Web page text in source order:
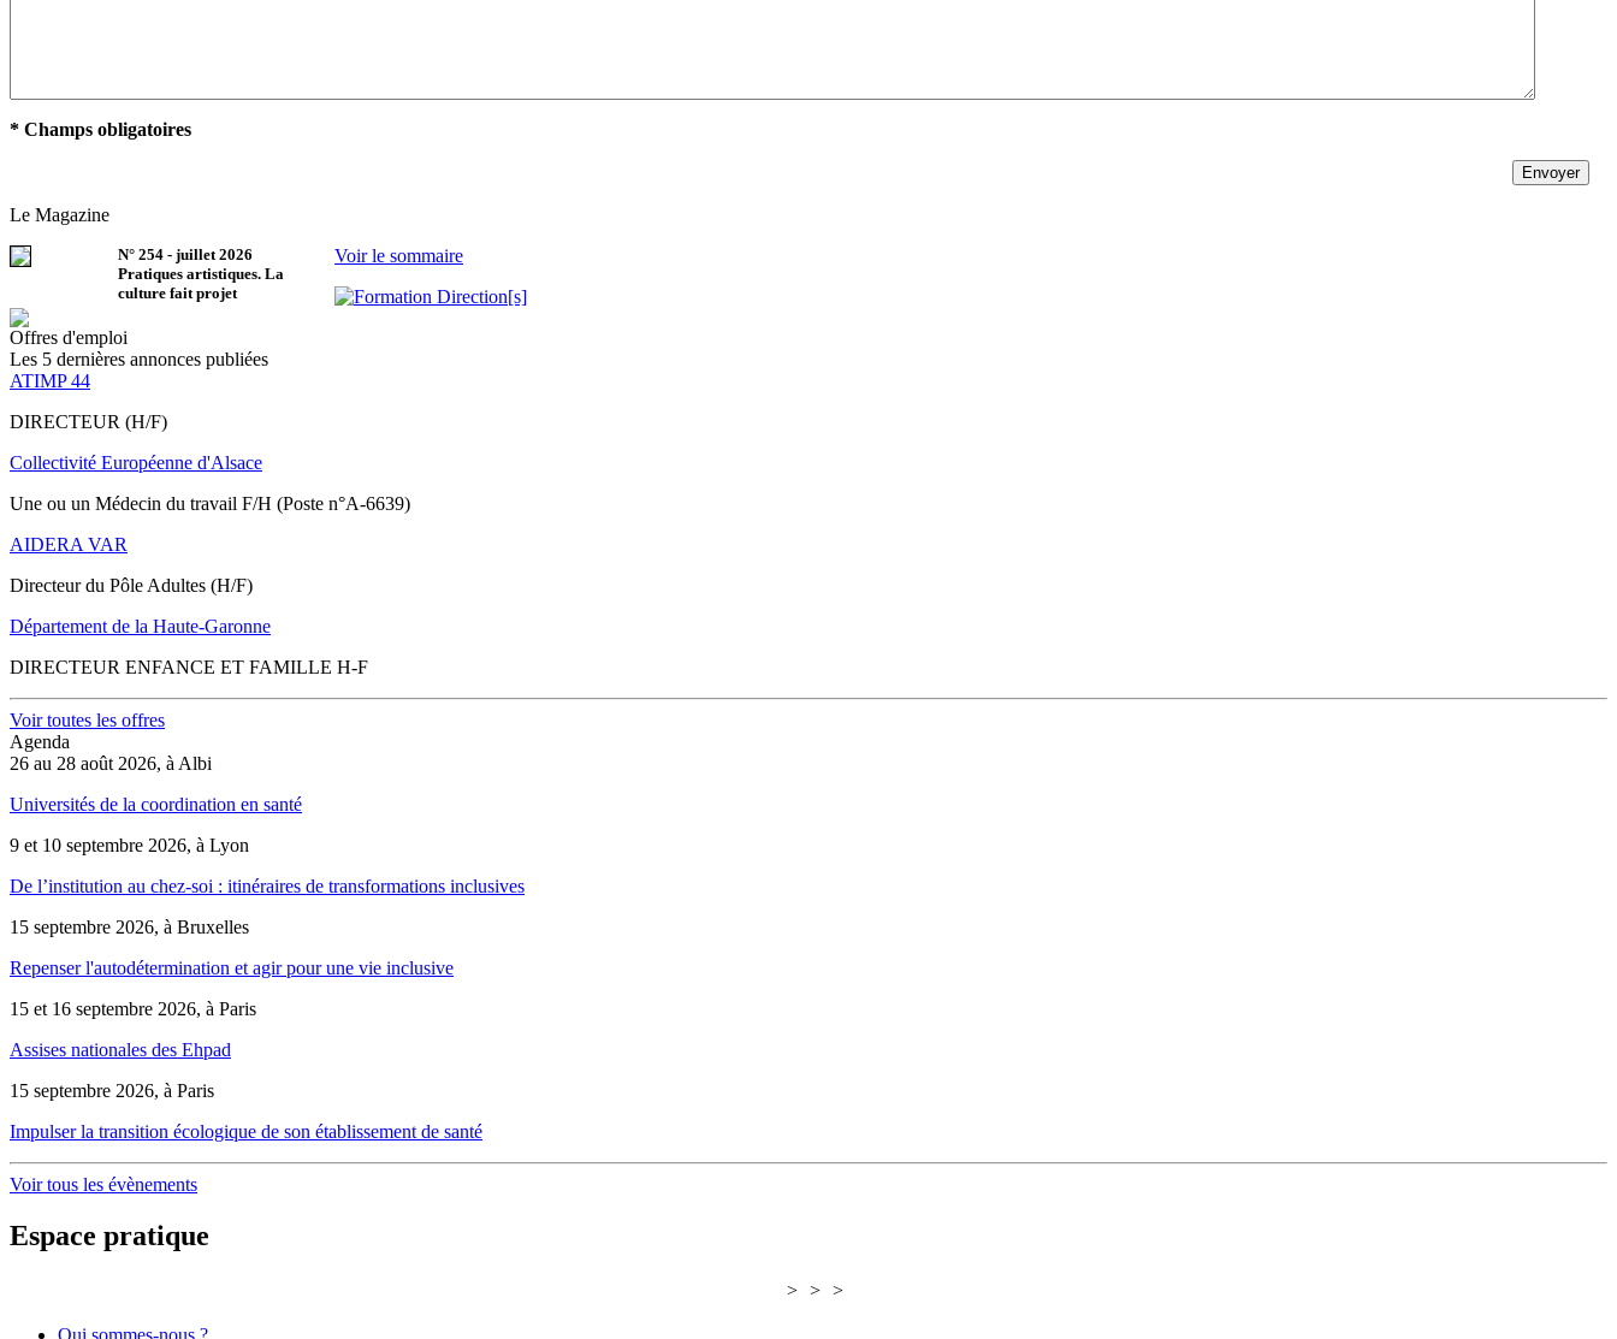
* Champs obligatoires
Le Magazine
N° 254 - juillet 2026
Pratiques artistiques. La
culture fait projet
Voir le sommaire
Offres d'emploi
Les 5 dernières annonces publiées
ATIMP 44
DIRECTEUR (H/F)
Collectivité Européenne d'Alsace
Une ou un Médecin du travail F/H (Poste n°A-6639)
AIDERA VAR
Directeur du Pôle Adultes (H/F)
Département de la Haute-Garonne
DIRECTEUR ENFANCE ET FAMILLE H-F
Voir toutes les offres
Agenda
26 au 28 août 2026, à Albi
Universités de la coordination en santé
9 et 10 septembre 2026, à Lyon
De l’institution au chez-soi : itinéraires de transformations inclusives
15 septembre 2026, à Bruxelles
Repenser l'autodétermination et agir pour une vie inclusive
15 et 16 septembre 2026, à Paris
Assises nationales des Ehpad
15 septembre 2026, à Paris
Impulser la transition écologique de son établissement de santé
Voir tous les évènements
Espace pratique
> > >
Qui sommes-nous ?